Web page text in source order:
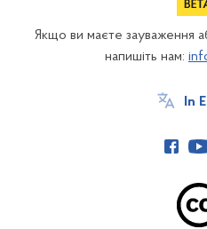
Якщо ви маєте зауваження
напишіть нам:
In